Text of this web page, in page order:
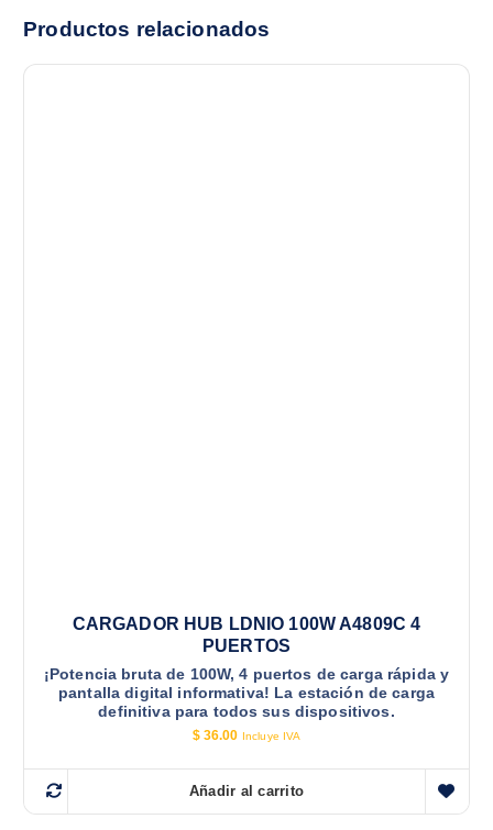
Productos relacionados
CARGADOR HUB LDNIO 100W A4809C 4
PUERTOS
¡Potencia bruta de 100W, 4 puertos de carga rápida y
pantalla digital informativa! La estación de carga
definitiva para todos sus dispositivos.
$36.00 Incluye IVA
Añadir al carrito